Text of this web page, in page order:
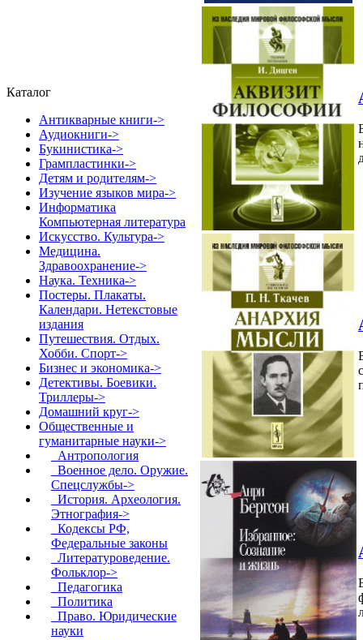
Каталог
Антикварные книги->
Аудиокниги->
Букинистика->
Грампластинки->
Детям и родителям->
Изучение языков мира->
Информатика
Компьютерная литература
Искусство. Культура->
Медицина.
Здравоохранение->
Наука. Техника->
Постеры. Плакаты.
Календари. Нетекстовые
издания
Путешествия. Отдых.
Хобби. Спорт->
Бизнес и экономика->
Детективы. Боевики.
Триллеры->
Домашний круг->
Общественные и
гуманитарные науки->
Антропология
Военное дело. Оружие.
Спецслужбы->
История. Археология.
Этнография->
Кодексы РФ,
Федеральные законы
Литературоведение.
Фольклор->
Педагогика
Политика
Право. Юридические
науки